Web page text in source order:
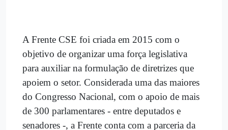
A Frente CSE foi criada em 2015 com o
objetivo de organizar uma força legislativa
para auxiliar na formulação de diretrizes que
apoiem o setor. Considerada uma das maiores
do Congresso Nacional, com o apoio de mais
de 300 parlamentares - entre deputados e
senadores -, a Frente conta com a parceria da